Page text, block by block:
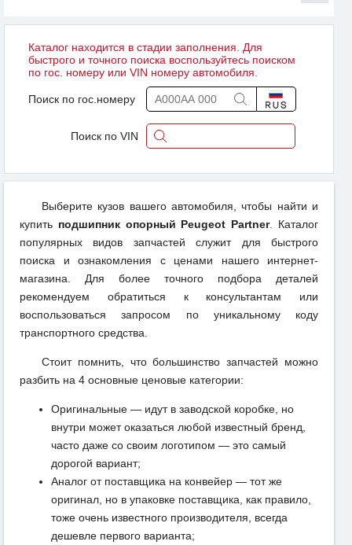
Каталог находится в стадии заполнения. Для
быстрого и точного поиска воспользуйтесь поиском
по гос. номеру или VIN номеру автомобиля.
Поиск по гос.номеру
Поиск по VIN
Выберите кузов вашего автомобиля, чтобы найти и
купить подшипник опорный Peugeot Partner. Каталог
популярных видов запчастей служит для быстрого
поиска и ознакомления с ценами нашего интернет-
магазина. Для более точного подбора деталей
рекомендуем обратиться к консультантам или
воспользоваться запросом по уникальному коду
транспортного средства.
Стоит помнить, что большинство запчастей можно
разбить на 4 основные ценовые категории:
Оригинальные — идут в заводской коробке, но
внутри может оказаться любой известный бренд,
часто даже со своим логотипом — это самый
дорогой вариант;
Аналог от поставщика на конвейер — тот же
оригинал, но в упаковке поставщика, как правило,
тоже очень известного производителя, всегда
дешевле первого варианта;